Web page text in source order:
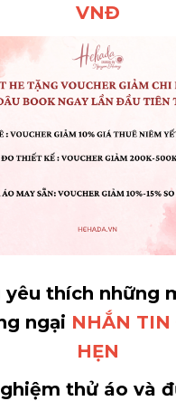
VNĐ
yêu thích những
ngại NHẮN
HẸN
thử áo và